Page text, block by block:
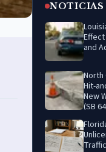
NOTICIAS
and
North
Hit-
New
(SB